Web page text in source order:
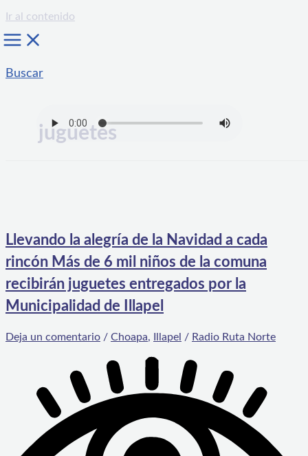
Ir al contenido
Buscar
juguetes
Llevando la alegría de la Navidad a cada
rincón Más de 6 mil niños de la comuna
recibirán juguetes entregados por la
Municipalidad de Illapel
Deja un comentario / Choapa, Illapel / Radio Ruta Norte